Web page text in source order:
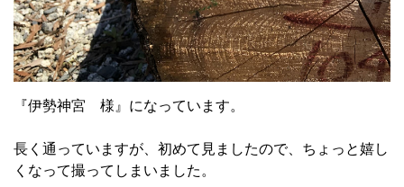
『伊勢神宮 様』になっています。
長く通っていますが、初めて見ましたので、ちょっと嬉し
くなって撮ってしまいました。